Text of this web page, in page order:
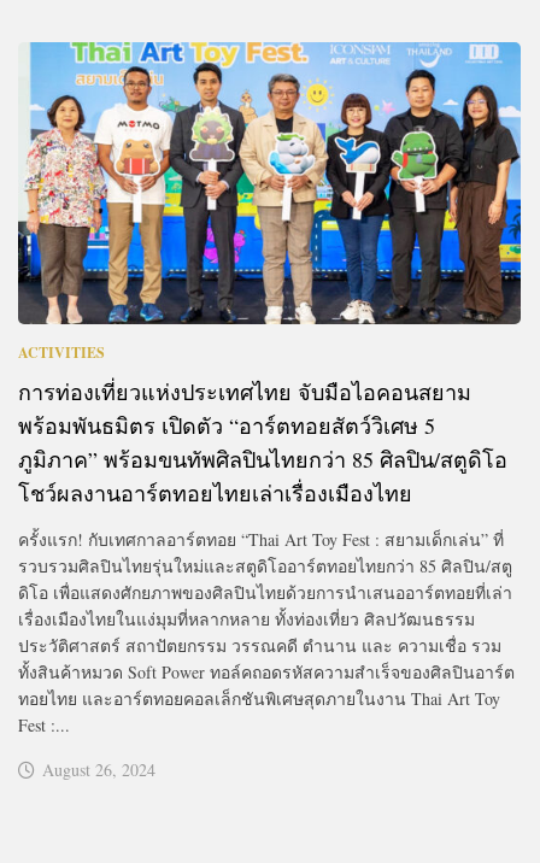
ACTIVITIES
การท่องเที่ยวแห่งประเทศไทย จับมือไอคอนสยาม
พร้อมพันธมิตร เปิดตัว “อาร์ตทอยสัตว์วิเศษ 5
ภูมิภาค” พร้อมขนทัพศิลปินไทยกว่า 85 ศิลปิน/สตูดิโอ
โชว์ผลงานอาร์ตทอยไทยเล่าเรื่องเมืองไทย
ครั้งแรก! กับเทศกาลอาร์ตทอย “Thai Art Toy Fest : สยามเด็กเล่น” ที่
รวบรวมศิลปินไทยรุ่นใหม่และสตูดิโออาร์ตทอยไทยกว่า 85 ศิลปิน/สตู
ดิโอ เพื่อแสดงศักยภาพของศิลปินไทยด้วยการนำเสนออาร์ตทอยที่เล่า
เรื่องเมืองไทยในแง่มุมที่หลากหลาย ทั้งท่องเที่ยว ศิลปวัฒนธรรม
ประวัติศาสตร์ สถาปัตยกรรม วรรณคดี ตำนาน และ ความเชื่อ รวม
ทั้งสินค้าหมวด Soft Power ทอล์คถอดรหัสความสำเร็จของศิลปินอาร์ต
ทอยไทย และอาร์ตทอยคอลเล็กชันพิเศษสุดภายในงาน Thai Art Toy
Fest :...
August 26, 2024